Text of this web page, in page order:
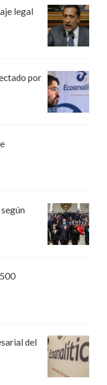
legal
por
del